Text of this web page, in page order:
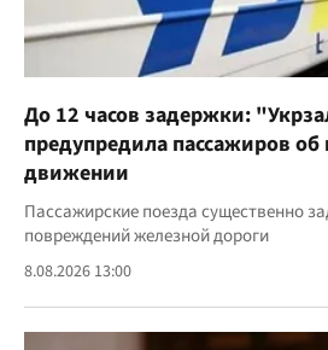
До 12 часов задержки:
предупредила пассажиров об
движении
Пассажирские поезда существенно
повреждений железной дороги
8.08.2026 13:00